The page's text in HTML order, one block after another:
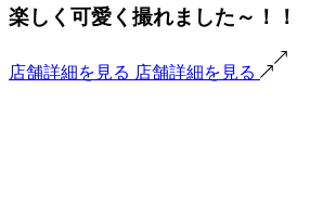
楽しく可愛く撮れました～！！
店舗詳細を見る 店舗詳細を見る